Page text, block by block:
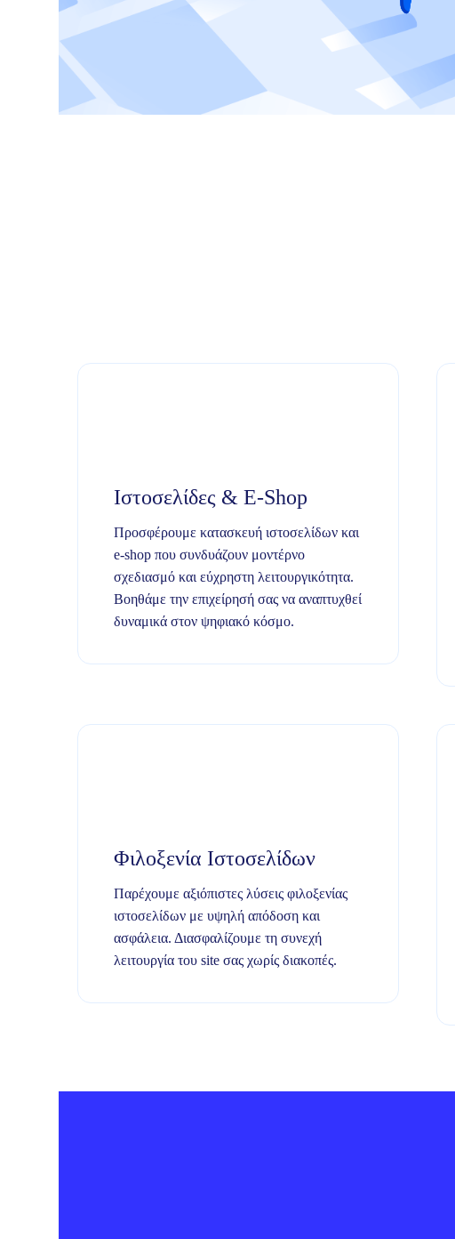
Ιστοσελίδες & E-Shop
Προσφέρουμε κατασκευή ιστοσελίδων και
e-shop που συνδυάζουν μοντέρνο
σχεδιασμό και εύχρηστη λειτουργικότητα.
Βοηθάμε την επιχείρησή σας να αναπτυχθεί
δυναμικά στον ψηφιακό κόσμο.
Φιλοξενία Ιστοσελίδων
Παρέχουμε αξιόπιστες λύσεις φιλοξενίας
ιστοσελίδων με υψηλή απόδοση και
ασφάλεια. Διασφαλίζουμε τη συνεχή
λειτουργία του site σας χωρίς διακοπές.